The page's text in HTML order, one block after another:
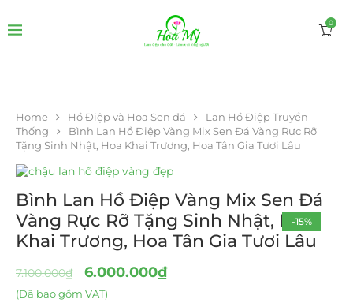
0
Home Hồ Điệp và Hoa Sen đá
Lan Hồ Điệp Truyền
Thống
Bình Lan Hồ Điệp Vàng Mix Sen Đá Vàng Rực Rỡ
Tặng Sinh Nhật, Hoa Khai Trương, Hoa Tân Gia Tươi Lâu
-15%
Bình Lan Hồ Điệp Vàng Mix Sen Đá
Vàng Rực Rỡ Tặng Sinh Nhật, Hoa
Khai Trương, Hoa Tân Gia Tươi Lâu
7.100.000₫ 6.000.000₫
(Đã bao gồm VAT)